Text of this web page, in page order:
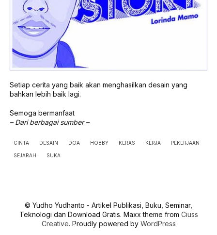
Setiap cerita yang baik akan menghasilkan desain yang
bahkan lebih baik lagi.
Semoga bermanfaat
– Dari berbagai sumber –
CINTA DESAIN DOA HOBBY KERAS KERJA PEKERJAAN
SEJARAH SUKA
© Yudho Yudhanto - Artikel Publikasi, Buku, Seminar,
Teknologi dan Download Gratis. Maxx theme from Ciuss
Creative. Proudly powered by WordPress